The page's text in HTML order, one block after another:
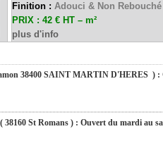
Finition : Adouci & Non Rebouché
PRIX : 42 € HT – m²
plus d'info
: Nous serons fermés du 10 au 31
Nous aurons le plaisir de vous
38400 SAINT MARTIN D'HERES ) :
St Romans ) : Ouvert du mardi au